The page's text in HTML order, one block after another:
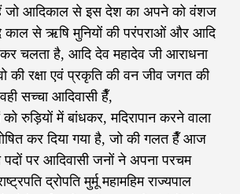
जो आदिकाल से इस देश का अपने को वंशज
काल से ऋषि मुनियों की परंपराओं और आदि
चलता है, आदि देव महादेव जी आराधना
की रक्षा एवं प्रकृति की वन जीव जगत की
सच्चा आदिवासी हैँ,
रुड़ियों में बांधकर, मदिरापान करने वाला
कर दिया गया है, जो की गलत हैँ आज
पर आदिवासी जनों ने अपना परचम
द्रोपति मुर्मू महामहिम राज्यपाल